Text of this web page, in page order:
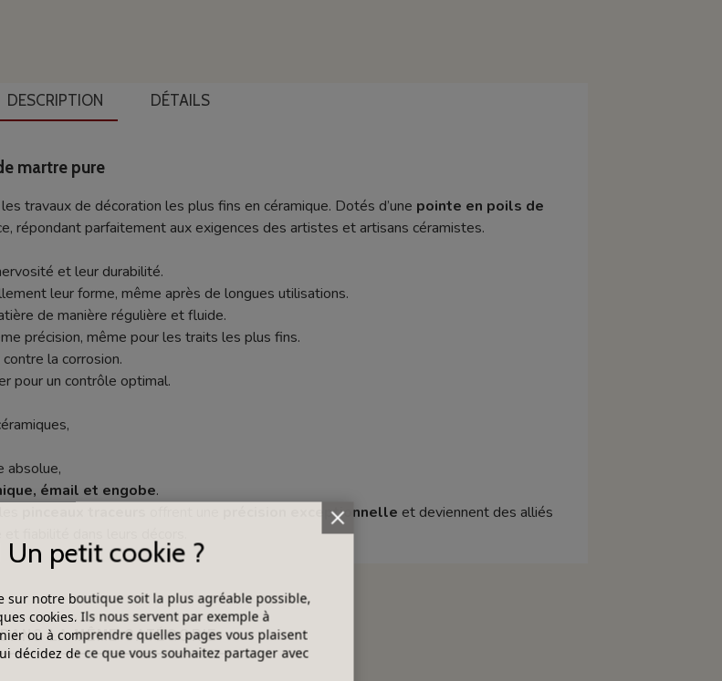
DESCRIPTION DÉTAILS
martre pure
travaux de décoration les plus fins en céramique. Dotés d’une pointe en poils de
répondant parfaitement aux exigences des artistes et artisans céramistes.
et leur durabilité.
leur forme, même après de longues utilisations.
de manière régulière et fluide.
précision, même pour les traits les plus fins.
la corrosion.
pour un contrôle optimal.
absolue,
émail et engobe.
précision exceptionnelle et deviennent des alliés
fiabilité dans leurs décors.
DANS LA MÊME CATÉGORIE
Un petit cookie ?
sur notre boutique soit la plus agréable possible,
cookies. Ils nous servent par exemple à
ou à comprendre quelles pages vous plaisent
décidez de ce que vous souhaitez partager avec